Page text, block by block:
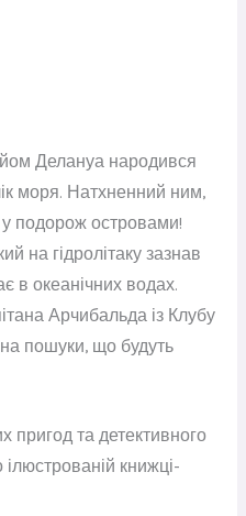
Делануа народився
моря. Натхненний ним,
подорож островами!
на гідролітаку зазнав
в океанічних водах.
Арчибальда із Клубу
пошуки, що будуть
пригод та детективного
книжці-